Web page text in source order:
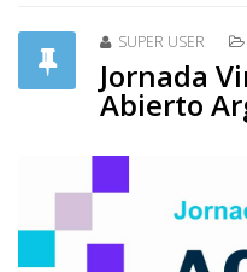
SUPER USER
Jornada
Abierto